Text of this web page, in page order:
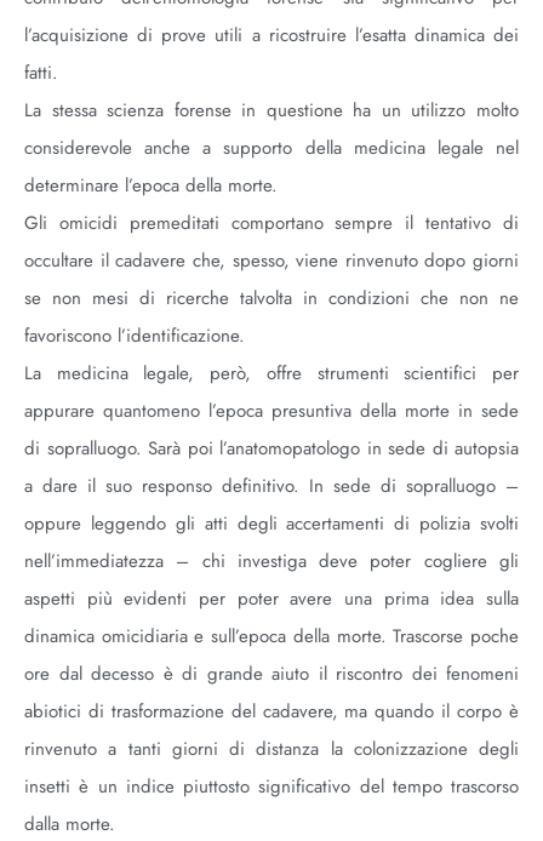
l’acquisizione di prove utili a ricostruire l’esatta dinamica dei
fatti.
La stessa scienza forense in questione ha un utilizzo molto
considerevole anche a supporto della medicina legale nel
determinare l’epoca della morte.
Gli omicidi premeditati comportano sempre il tentativo di
occultare il cadavere che, spesso, viene rinvenuto dopo giorni
se non mesi di ricerche talvolta in condizioni che non ne
favoriscono l’identificazione.
La medicina legale, però, offre strumenti scientifici per
appurare quantomeno l’epoca presuntiva della morte in sede
di sopralluogo. Sarà poi l’anatomopatologo in sede di autopsia
a dare il suo responso definitivo. In sede di sopralluogo –
oppure leggendo gli atti degli accertamenti di polizia svolti
nell’immediatezza – chi investiga deve poter cogliere gli
aspetti più evidenti per poter avere una prima idea sulla
dinamica omicidiaria e sull’epoca della morte. Trascorse poche
ore dal decesso è di grande aiuto il riscontro dei fenomeni
abiotici di trasformazione del cadavere, ma quando il corpo è
rinvenuto a tanti giorni di distanza la colonizzazione degli
insetti è un indice piuttosto significativo del tempo trascorso
dalla morte.